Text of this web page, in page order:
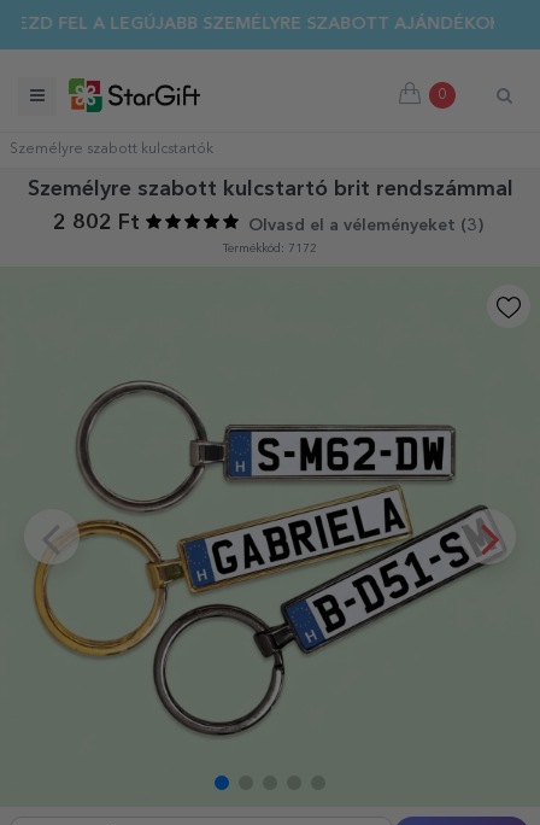
FEL A LEGÚJABB SZEMÉLYRE SZABOTT AJÁNDÉKOKAT!
0
Személyre szabott kulcstartók
Személyre szabott kulcstartó brit rendszámmal
2 802 Ft
Olvasd el a véleményeket (3 )
Termékkód: 7172